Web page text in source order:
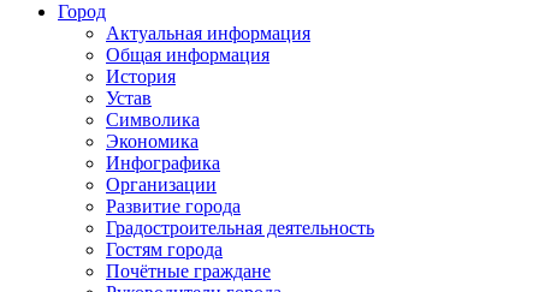
Город
Актуальная информация
Общая информация
История
Устав
Символика
Экономика
Инфографика
Организации
Развитие города
Градостроительная деятельность
Гостям города
Почётные граждане